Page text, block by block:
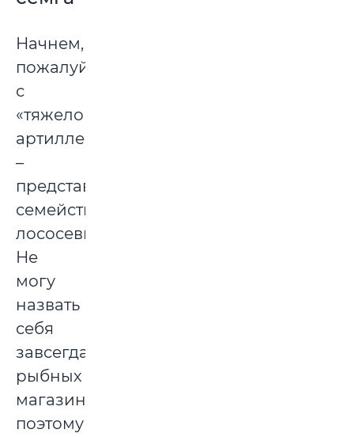
Начнем,
пожалуй,
с
«тяжелой
артиллерии»
–
представителей
семейства
лососевых.
Не
могу
назвать
себя
завсегдатаем
рыбных
магазинов,
поэтому